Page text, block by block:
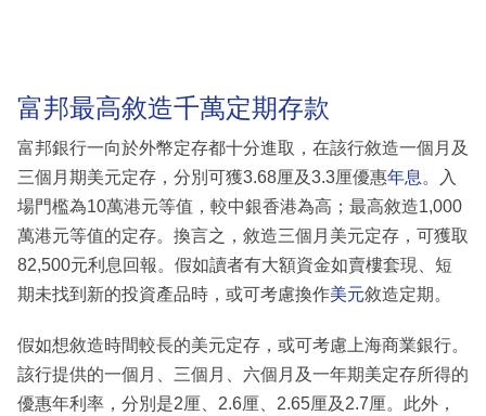
富邦最高敘造千萬定期存款
富邦銀行一向於外幣定存都十分進取，在該行敘造一個月及
三個月期美元定存，分別可獲3.68厘及3.3厘優惠年息 。入
場門檻為10萬港元等值，較中銀香港為高；最高敘造1,000
萬港元等值的定存。換言之，敘造三個月美元定存，可獲取
82,500元利息回報。假如讀者有大額資金如賣樓套現、短
期未找到新的投資產品時，或可考慮換作美元敘造定期。
假如想敘造時間較長的美元定存，或可考慮上海商業銀行。
該行提供的一個月、三個月、六個月及一年期美定存所得的
優惠年利率，分別是2厘、2.6厘、2.65厘及2.7厘。此外，